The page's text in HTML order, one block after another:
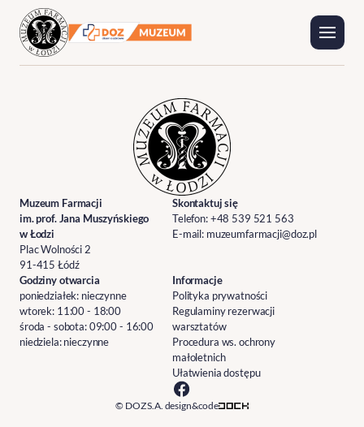
Muzeum Farmacji
im. prof. Jana Muszyńskiego
w Łodzi
Plac Wolności 2
91-415 Łódź
Skontaktuj się
Telefon:+48 539 521 563
E-mail: muzeumfarmacji@doz.pl
Godziny otwarcia
poniedziałek: nieczynne
wtorek: 11:00 - 18:00
środa - sobota: 09:00 - 16:00
niedziela: nieczynne
Informacje
Polityka prywatności
Regulaminy rezerwacji
warsztatów
Procedura ws. ochrony
małoletnich
Ułatwienia dostępu
© DOZ S.A. design&code